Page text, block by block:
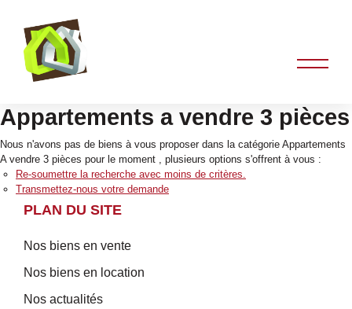
Appartements a vendre 3 pièces
Nous n'avons pas de biens à vous proposer dans la catégorie Appartements
A vendre 3 pièces pour le moment , plusieurs options s'offrent à vous :
Re-soumettre la recherche avec moins de critères.
Transmettez-nous votre demande
PLAN DU SITE
Nos biens en vente
Nos biens en location
Nos actualités